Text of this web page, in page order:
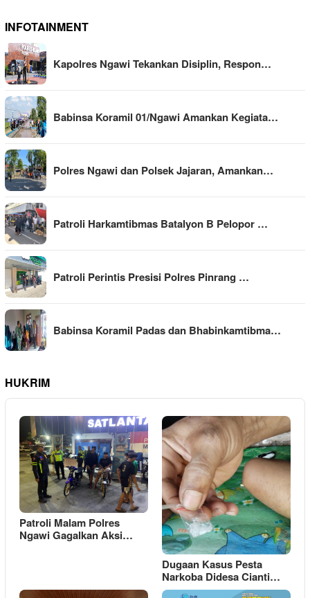
INFOTAINMENT
Kapolres Ngawi Tekankan Disiplin, Respon…
Babinsa Koramil 01/Ngawi Amankan Kegiata…
Polres Ngawi dan Polsek Jajaran, Amankan…
Patroli Harkamtibmas Batalyon B Pelopor …
Patroli Perintis Presisi Polres Pinrang …
Babinsa Koramil Padas dan Bhabinkamtibma…
HUKRIM
Patroli Malam Polres
Ngawi Gagalkan Aksi…
Dugaan Kasus Pesta
Narkoba Didesa Cianti…